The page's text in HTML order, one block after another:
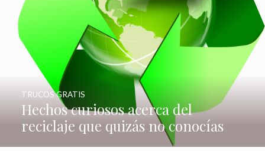
Hechos curiosos acerca del
reciclaje que quizás no conocías
TRUCOS GRATIS